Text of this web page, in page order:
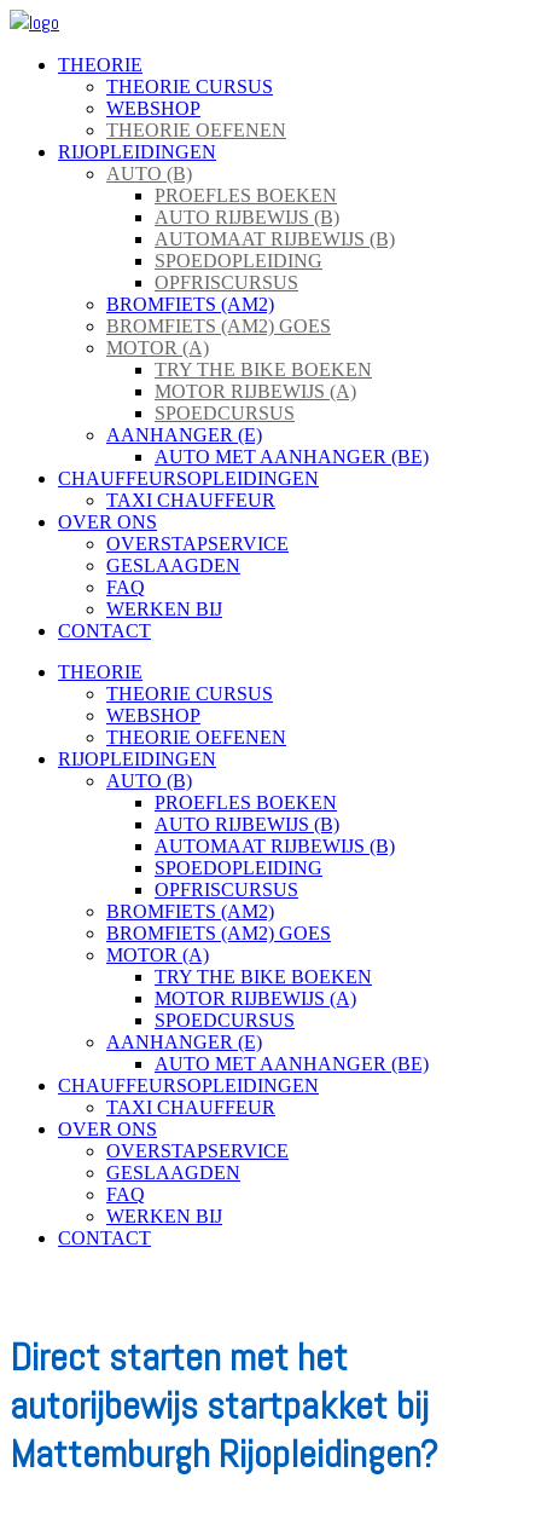
THEORIE
THEORIE CURSUS
WEBSHOP
THEORIE OEFENEN
RIJOPLEIDINGEN
AUTO (B)
PROEFLES BOEKEN
AUTO RIJBEWIJS (B)
AUTOMAAT RIJBEWIJS (B)
SPOEDOPLEIDING
OPFRISCURSUS
BROMFIETS (AM2)
BROMFIETS (AM2) GOES
MOTOR (A)
TRY THE BIKE BOEKEN
MOTOR RIJBEWIJS (A)
SPOEDCURSUS
AANHANGER (E)
AUTO MET AANHANGER (BE)
CHAUFFEURSOPLEIDINGEN
TAXI CHAUFFEUR
OVER ONS
OVERSTAPSERVICE
GESLAAGDEN
FAQ
WERKEN BIJ
CONTACT
THEORIE
THEORIE CURSUS
WEBSHOP
THEORIE OEFENEN
RIJOPLEIDINGEN
AUTO (B)
PROEFLES BOEKEN
AUTO RIJBEWIJS (B)
AUTOMAAT RIJBEWIJS (B)
SPOEDOPLEIDING
OPFRISCURSUS
BROMFIETS (AM2)
BROMFIETS (AM2) GOES
MOTOR (A)
TRY THE BIKE BOEKEN
MOTOR RIJBEWIJS (A)
SPOEDCURSUS
AANHANGER (E)
AUTO MET AANHANGER (BE)
CHAUFFEURSOPLEIDINGEN
TAXI CHAUFFEUR
OVER ONS
OVERSTAPSERVICE
GESLAAGDEN
FAQ
WERKEN BIJ
CONTACT
Direct starten met het
autorijbewijs startpakket bij
Mattemburgh Rijopleidingen?